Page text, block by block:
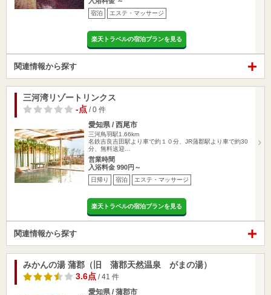
宿泊 エステ・マッサージ
楽天トラベルの宿泊プランを見る
関連情報から探す
三河湾リゾートリンクス
-点 / 0 件
愛知県 / 西尾市
三河鳥羽駅1.66km
名鉄吉良吉田駅より車で約１０分、JR蒲郡駅より車で約30
分、無料送迎…
営業時間
入浴料金 990円～
日帰り 宿泊 エステ・マッサージ
楽天トラベルの宿泊プランを見る
関連情報から探す
みかんの湯 蒲郡（旧 蒲郡天然温泉 がまの湯）
3.6点 / 41 件
愛知県 / 蒲郡市